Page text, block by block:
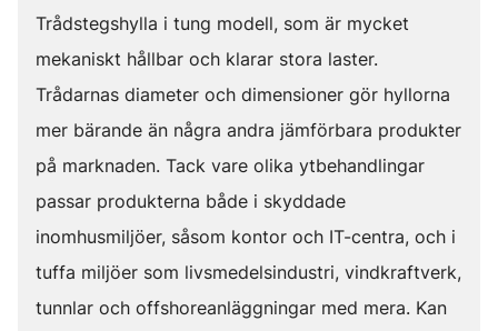
Trådstegshylla i tung modell, som är mycket
mekaniskt hållbar och klarar stora laster.
Trådarnas diameter och dimensioner gör hyllorna
mer bärande än några andra jämförbara produkter
på marknaden. Tack vare olika ytbehandlingar
passar produkterna både i skyddade
inomhusmiljöer, såsom kontor och IT-centra, och i
tuffa miljöer som livsmedelsindustri, vindkraftverk,
tunnlar och offshoreanläggningar med mera. Kan